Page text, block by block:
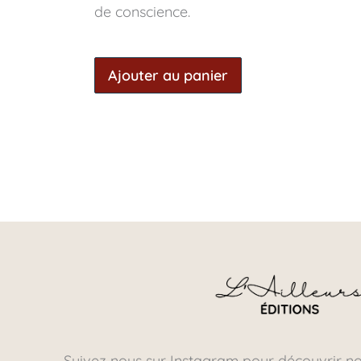
de conscience.
Ajouter au panier